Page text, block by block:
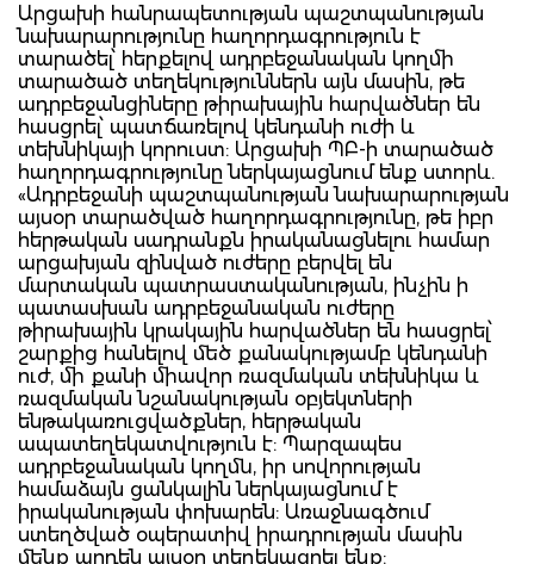
Արցախի հանրապետության պաշտպանության
նախարարությունը հաղորդագրություն է
տարածել՝ հերքելով ադրբեջանական կողմի
տարածած տեղեկություններն այն մասին, թե
ադրբեջանցիները թիրախային հարվածներ են
հասցրել՝ պատճառելով կենդանի ուժի և
տեխնիկայի կորուստ: Արցախի ՊԲ-ի տարածած
հաղորդագրությունը ներկայացնում ենք ստորև.
«Ադրբեջանի պաշտպանության նախարարության
այսօր տարածված հաղորդագրությունը, թե իբր
հերթական սադրանքն իրականացնելու համար
արցախյան զինված ուժերը բերվել են
մարտական պատրաստականության, ինչին ի
պատասխան ադրբեջանական ուժերը
թիրախային կրակային հարվածներ են հասցրել՝
շարքից հանելով մեծ քանակությամբ կենդանի
ուժ, մի քանի միավոր ռազմական տեխնիկա և
ռազմական նշանակության օբյեկտների
ենթակառուցվածքներ, հերթական
ապատեղեկատվություն է: Պարզապես
ադրբեջանական կողմն, իր սովորության
համաձայն ցանկալին ներկայացնում է
իրականության փոխարեն: Առաջնագծում
ստեղծված օպերատիվ իրադրության մասին
մենք արդեն այսօր տեղեկացրել ենք: